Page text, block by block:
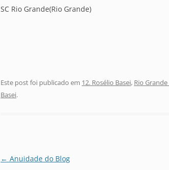
SC Rio Grande(Rio Grande)
Este post foi publicado em 12. Rosélio Basei, Rio
Basei.
Navegação
← Anuidade do Blog